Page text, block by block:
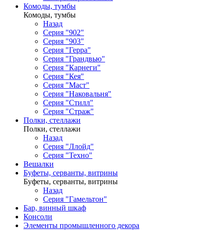
Комоды, тумбы
Комоды, тумбы
Назад
Серия "902"
Серия "903"
Серия "Герра"
Серия "Грандвью"
Серия "Карнеги"
Серия "Кея"
Серия "Маст"
Серия "Наковальня"
Серия "Стилл"
Серия "Страж"
Полки, стеллажи
Полки, стеллажи
Назад
Серия "Ллойд"
Серия "Техно"
Вешалки
Буфеты, серванты, витрины
Буфеты, серванты, витрины
Назад
Серия "Гамельтон"
Бар, винный шкаф
Консоли
Элементы промышленного декора